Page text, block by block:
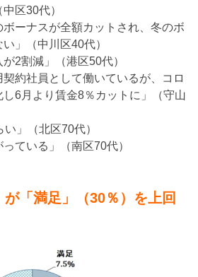
区30代）
ボーナスが全額カットされ、冬のボ
」（中川区40代）
2割減」（港区50代）
契約社員として働いているが、コロ
6月より賃金8％カットに」（守山
い」（北区70代）
ている」（南区70代）
が「満足」（30％）を上回